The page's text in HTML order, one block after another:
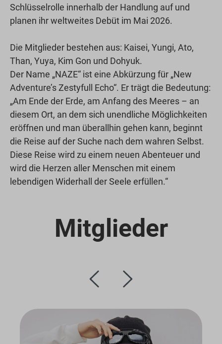
Schlüsselrolle innerhalb der Handlung auf und
planen ihr weltweites Debüt im Mai 2026.
Die Mitglieder bestehen aus: Kaisei, Yungi, Ato,
Than, Yuya, Kim Gon und Dohyuk.
Der Name „NAZE“ ist eine Abkürzung für „New
Adventure’s Zestyfull Echo“. Er trägt die Bedeutung:
„Am Ende der Erde, am Anfang des Meeres – an
diesem Ort, an dem sich unendliche Möglichkeiten
eröffnen und man überallhin gehen kann, beginnt
die Reise auf der Suche nach dem wahren Selbst.
Diese Reise wird zu einem neuen Abenteuer und
wird die Herzen aller Menschen mit einem
lebendigen Widerhall der Seele erfüllen.“
Mitglieder